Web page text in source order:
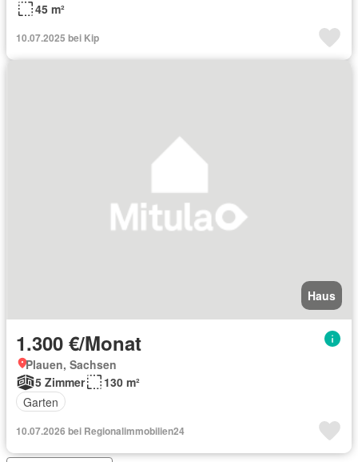
45 m²
10.07.2025 bei Kip
Haus
1.300 €/Monat
Plauen, Sachsen
5 Zimmer
130 m²
Garten
10.07.2026 bei Regionalimmobilien24